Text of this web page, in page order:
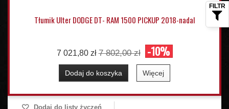
Tłumik Ulter DODGE DT- RAM 1500 PICKUP 2018-nadal
7 021,80 zł 7 802,00 zł -10%
Dodaj do koszyka Więcej
Dodaj do listy życzeń